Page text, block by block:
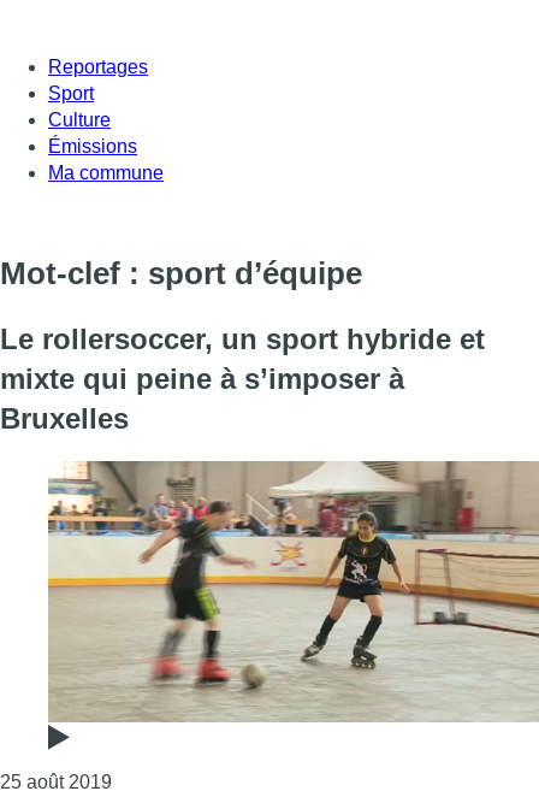
Reportages
Sport
Culture
Émissions
Ma commune
Mot-clef : sport d’équipe
Le rollersoccer, un sport hybride et
mixte qui peine à s’imposer à
Bruxelles
25 août 2019Consulter l'article "Le rollersoccer, un sport